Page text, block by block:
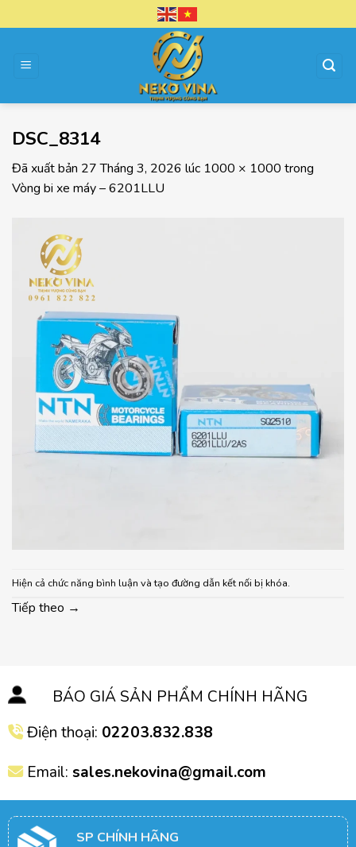
đến
dung
DSC_8314
Đã xuất bản 27 Tháng 3, 2026 lúc 1000 × 1000 trong
Vòng bi xe máy – 6201LLU
Hiện cả chức năng bình luận và tạo đường dẫn kết nối bị khóa.
Tiếp theo →
BÁO GIÁ SẢN PHẨM CHÍNH HÃNG
Điện thoại: 02203.832.838
Email: sales.nekovina@gmail.com
SP CHÍNH HÃNG